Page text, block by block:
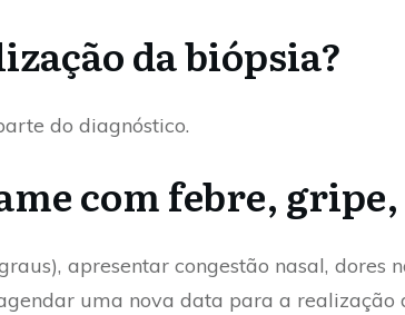
da biópsia?
do diagnóstico.
com febre,
apresentar congestão nasal, dores
uma nova data para a realização